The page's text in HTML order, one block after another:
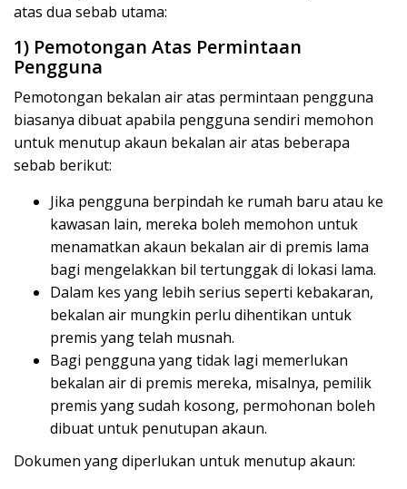
atas dua sebab utama:
1) Pemotongan Atas Permintaan
Pengguna
Pemotongan bekalan air atas permintaan pengguna
biasanya dibuat apabila pengguna sendiri memohon
untuk menutup akaun bekalan air atas beberapa
sebab berikut:
Jika pengguna berpindah ke rumah baru atau ke
kawasan lain, mereka boleh memohon untuk
menamatkan akaun bekalan air di premis lama
bagi mengelakkan bil tertunggak di lokasi lama.
Dalam kes yang lebih serius seperti kebakaran,
bekalan air mungkin perlu dihentikan untuk
premis yang telah musnah.
Bagi pengguna yang tidak lagi memerlukan
bekalan air di premis mereka, misalnya, pemilik
premis yang sudah kosong, permohonan boleh
dibuat untuk penutupan akaun.
Dokumen yang diperlukan untuk menutup akaun: